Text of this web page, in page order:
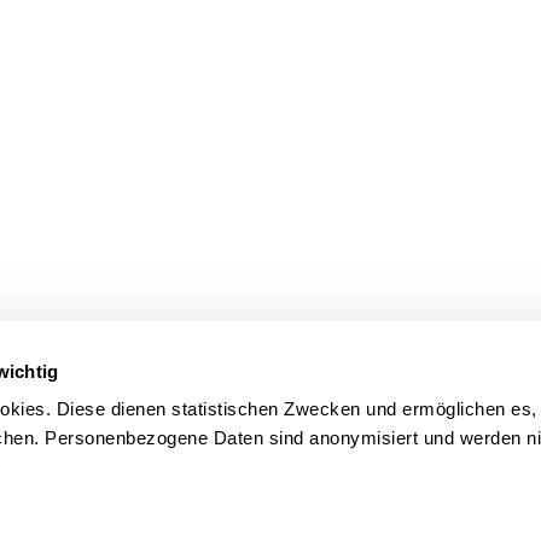
Diese dienen statistischen Zwecken und ermöglichen es,
Personenbezogene Daten sind anonymisiert und werden